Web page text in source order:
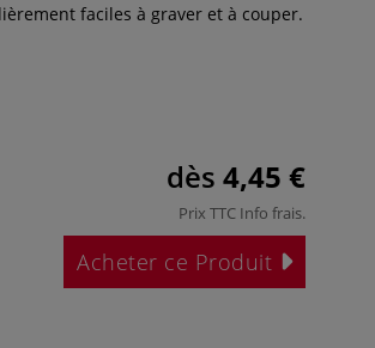
faciles à graver et à couper.
dès 4,45 €
Prix TTC Info frais.
Acheter ce Produit